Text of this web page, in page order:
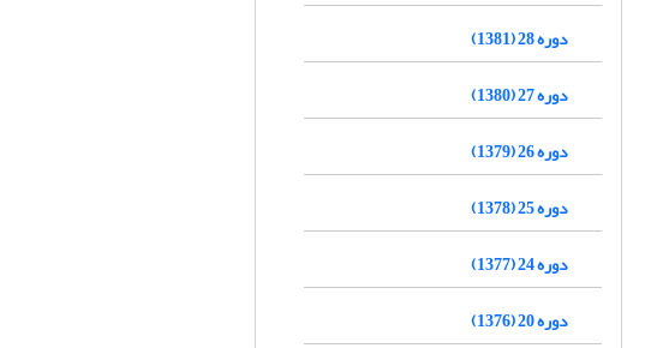
دوره 28 (1381)
دوره 27 (1380)
دوره 26 (1379)
دوره 25 (1378)
دوره 24 (1377)
دوره 20 (1376)